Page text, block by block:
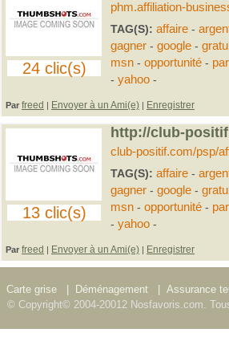
24 clic(s)
phm.affiliation-
TAG(S): affaire-
gagner- google-
msn - opportunité-
- yahoo-
Par freed | Envoyer à un Ami(e) | Enregistrer
13 clic(s)
http://club-
club-positif.com/psp/
TAG(S): affaire-
gagner- google-
msn - opportunité-
- yahoo-
Par freed | Envoyer à un Ami(e) | Enregistrer
Carte grise Déménagement Assurance
© Copyright© 2004-20012 Nosfavoris.com.